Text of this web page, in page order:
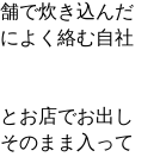
で炊き込んだ
よく絡む自社
お店でお出し
のまま入って